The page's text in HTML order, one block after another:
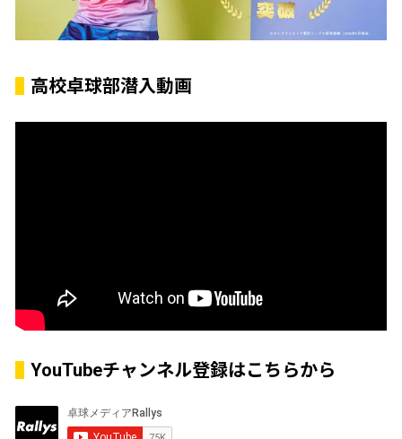
高校卓球部潜入動画
YouTubeチャンネル登録はこちらから